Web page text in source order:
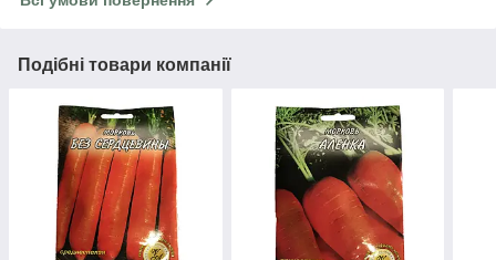
Подібні товари компанії